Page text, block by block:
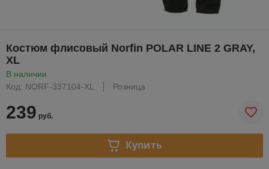
Костюм флисовый Norfin POLAR LINE 2 GRAY,
XL
В наличии
Код: NORF-337104-XL
Розница
239 руб.
Купить